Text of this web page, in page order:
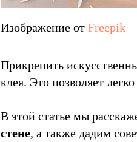
Изображение от Freepik
Прикрепить
клея. Это позволяет
В этой статье мы
стене, а также дадим